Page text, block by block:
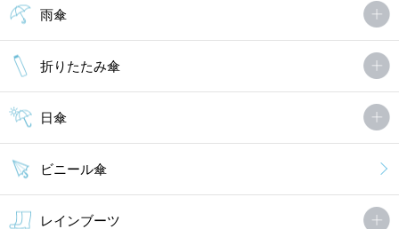
雨傘
折りたたみ傘
日傘
ビニール傘
レインブーツ